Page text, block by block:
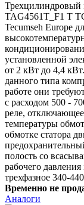
Трехцилиндровый
TAG4561T_F1 T
Tecumseh Europe
установленной
от 2 кВт до 4,4
данного типа
работе они
с расходом 500 -
реле,
температуры
обмотке статора
полость со
рабочего
трехфазное 340-
Временно не
Аналоги